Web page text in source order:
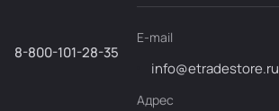
8-800-101-28-35
E-mail
info@etradestore.ru
Адрес